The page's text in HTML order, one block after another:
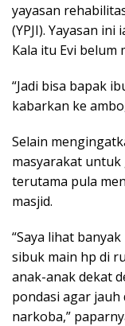
yayasan
(YPJI). Yayasan
Kala itu Evi belum
“Jadi bisa bapak
kabarkan ke
Selain
masyarakat untuk
terutama pula
masjid.
“Saya lihat
sibuk main hp di
anak-anak dekat
pondasi agar
narkoba,”